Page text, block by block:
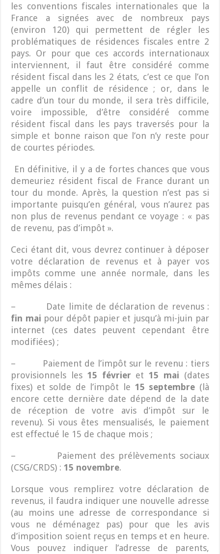
les conventions fiscales internationales que la
France a signées avec de nombreux pays
(environ 120) qui permettent de régler les
problématiques de résidences fiscales entre 2
pays. Or pour que ces accords internationaux
interviennent, il faut être considéré comme
résident fiscal dans les 2 états, c’est ce que l’on
appelle un conflit de résidence ; or, dans le
cadre d’un tour du monde, il sera très difficile,
voire impossible, d’être considéré comme
résident fiscal dans les pays traversés pour la
simple et bonne raison que l’on n’y reste pour
de courtes périodes.
En définitive, il y a de fortes chances que vous
demeuriez résident fiscal de France durant un
tour du monde. Après, la question n’est pas si
importante puisqu’en général, vous n’aurez pas
non plus de revenus pendant ce voyage : « pas
de revenu, pas d’impôt ».
Ceci étant dit, vous devrez continuer à déposer
votre déclaration de revenus et à payer vos
impôts comme une année normale, dans les
mêmes délais :
– Date limite de déclaration de revenus :
fin mai pour dépôt papier et jusqu’à mi-juin par
internet (ces dates peuvent cependant être
modifiées) ;
– Paiement de l’impôt sur le revenu : tiers
provisionnels les 15 février et15 mai (dates
fixes) et solde de l’impôt le 15 septembre (là
encore cette dernière date dépend de la date
de réception de votre avis d’impôt sur le
revenu). Si vous êtes mensualisés, le paiement
est effectué le 15 de chaque mois ;
– Paiement des prélèvements sociaux
(CSG/CRDS) :15 novembre.
Lorsque vous remplirez votre déclaration de
revenus, il faudra indiquer une nouvelle adresse
(au moins une adresse de correspondance si
vous ne déménagez pas) pour que les avis
d’imposition soient reçus en temps et en heure.
Vous pouvez indiquer l’adresse de parents,